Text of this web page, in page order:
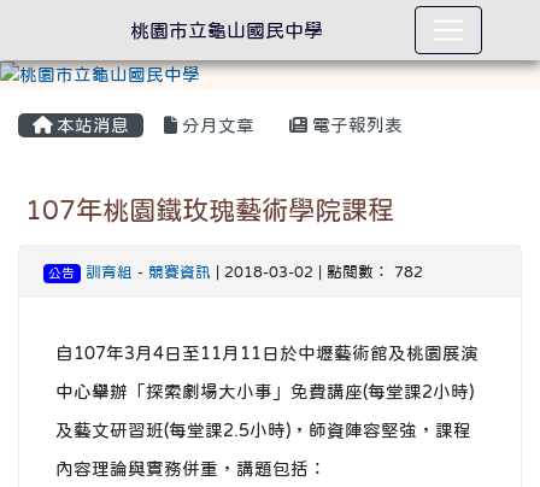
本站消息 分月文章 電子報列表
107年桃園鐵玫瑰藝術學院課程
公告 訓育組 - 競賽資訊| 2018-03-02 | 點閱數： 782
自107年3月4日至11月11日於中壢藝術館及桃園展演
中心舉辦「探索劇場大小事」免費講座(每堂課2小時)
及藝文研習班(每堂課2.5小時)，師資陣容堅強，課程
內容理論與實務併重，講題包括：
桃園市立龜山國民中學